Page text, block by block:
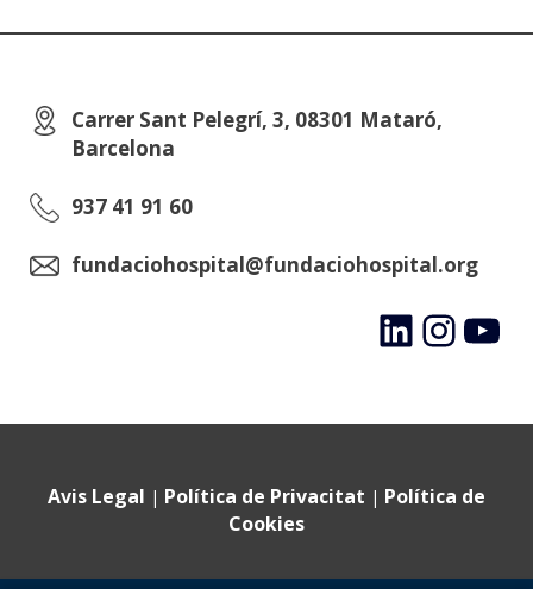
Carrer Sant Pelegrí, 3, 08301 Mataró,
Barcelona
937 41 91 60
fundaciohospital@fundaciohospital.org
LinkedInInstagram
YouTube
Avis Legal | Política de Privacitat | Política de
Cookies